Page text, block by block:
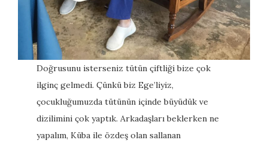
Doğrusunu isterseniz tütün çiftliği bize çok
ilginç gelmedi. Çünkü biz Ege’liyiz,
çocukluğumuzda tütünün içinde büyüdük ve
dizilimini çok yaptık. Arkadaşları beklerken ne
yapalım, Küba ile özdeş olan sallanan